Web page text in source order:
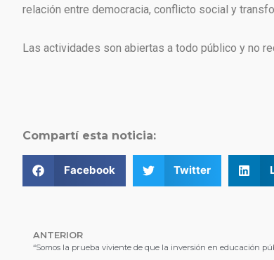
relación entre democracia, conflicto social y
Las actividades son abiertas a todo público y no
Compartí esta noticia:
Facebook Twitter
ANTERIOR
“Somos la prueba viviente de que la inversión en educación